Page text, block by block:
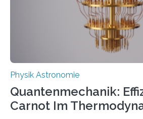
internationale Forschungsgruppe
Physik Astronomie
Quantenmechanik:
Carnot Im